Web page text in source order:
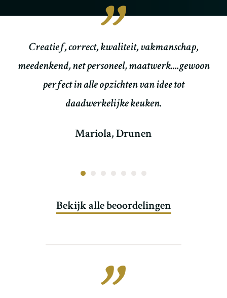
Creatief, correct, kwaliteit, vakmanschap,
meedenkend, net personeel, maatwerk....gewoon
perfect in alle opzichten van idee tot
daadwerkelijke keuken.
Mariola, Drunen
Bekijk alle beoordelingen